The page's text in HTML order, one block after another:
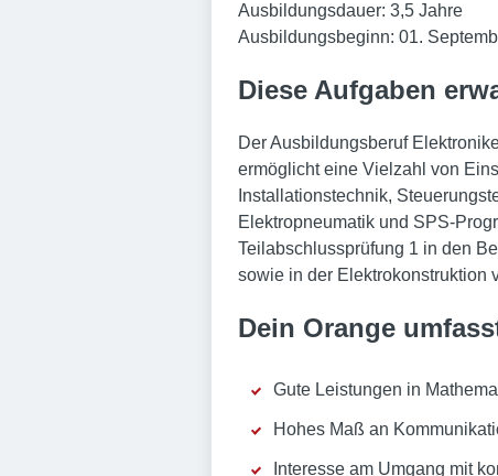
Ausbildungsdauer: 3,5 Jahre
Ausbildungsbeginn: 01.
Diese Aufgaben
Der Ausbildungsberuf
ermöglicht eine Vielzahl von
Installationstechnik,
Elektropneumatik und SPS-
Teilabschlussprüfung 1 in den
sowie in der Elektrokonstruktion
Dein Orange
Gute Leistungen in
Hohes Maß an
Interesse am Umgang mit